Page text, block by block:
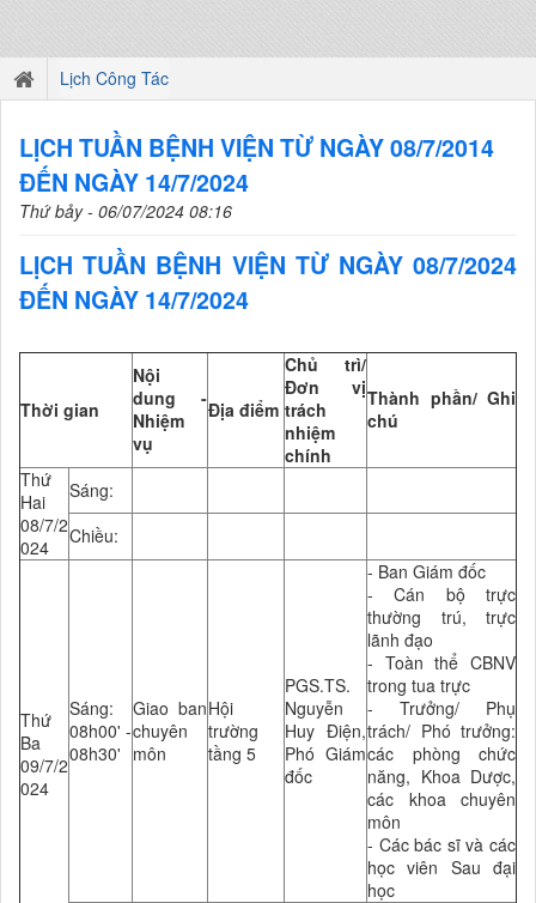
Lịch Công Tác
LỊCH TUẦN BỆNH VIỆN TỪ NGÀY 08/7/2014
ĐẾN NGÀY 14/7/2024
Thứ bảy - 06/07/2024 08:16
LỊCH TUẦN BỆNH VIỆN TỪ NGÀY 08/7/2024
ĐẾN NGÀY 14/7/2024
Thời gian
Nội
dung -
Nhiệm
vụ
Địa điểm
Chủ trì/
Đơn vị
trách
nhiệm
chính
Thành phần/ Ghi
chú
Thứ
Hai
08/7/2
024
Sáng:
Chiều:
Thứ
Ba
09/7/2
024
Sáng:
08h00' -
08h30'
Giao ban
chuyên
môn
Hội
trường
tầng 5
PGS.TS.
Nguyễn
Huy Điện,
Phó Giám
đốc
- Ban Giám đốc
- Cán bộ trực
thường trú, trực
lãnh đạo
- Toàn thể CBNV
trong tua trực
- Trưởng/ Phụ
trách/ Phó trưởng:
các phòng chức
năng, Khoa Dược,
các khoa chuyên
môn
- Các bác sĩ và các
học viên Sau đại
học